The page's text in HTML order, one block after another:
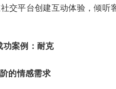
交平台创建互动体验，倾听
功案例：耐克
的情感需求